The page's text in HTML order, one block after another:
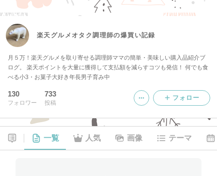
楽天グルメオタク調理師の爆買い記録
月５万！楽天グルメを取り寄せる調理師ママの簡単・美味しい購入品紹介ブ
ログ。 楽天ポイントを大量に獲得して支払額を減らすコツも発信！ 何でも食
べる小3・お菓子大好き年長男子育み中
130
フォロワー
733
投稿
フォロー
一覧 人気 画像 テーマ